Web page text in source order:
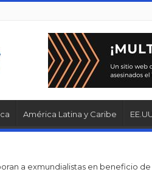
América Latina y Caribe
a exmundialistas en beneficio